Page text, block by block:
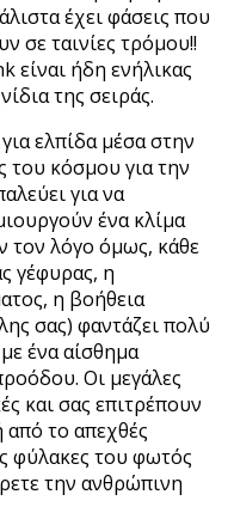
έχει φάσεις που
σε ταινίες τρόμου!!
είναι ήδη ενήλικας
της σειράς.
ελπίδα μέσα στην
του κόσμου για την
για να
ένα κλίμα
τον λόγο όμως, κάθε
γέφυρας, η
η βοήθεια
σας) φαντάζει πολύ
ένα αίσθημα
Οι μεγάλες
και σας επιτρέπουν
από το απεχθές
φύλακες του φωτός
την ανθρώπινη